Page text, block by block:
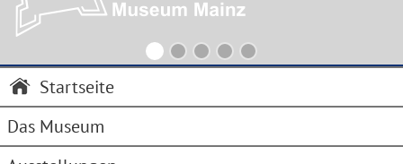
Startseite
Das Museum